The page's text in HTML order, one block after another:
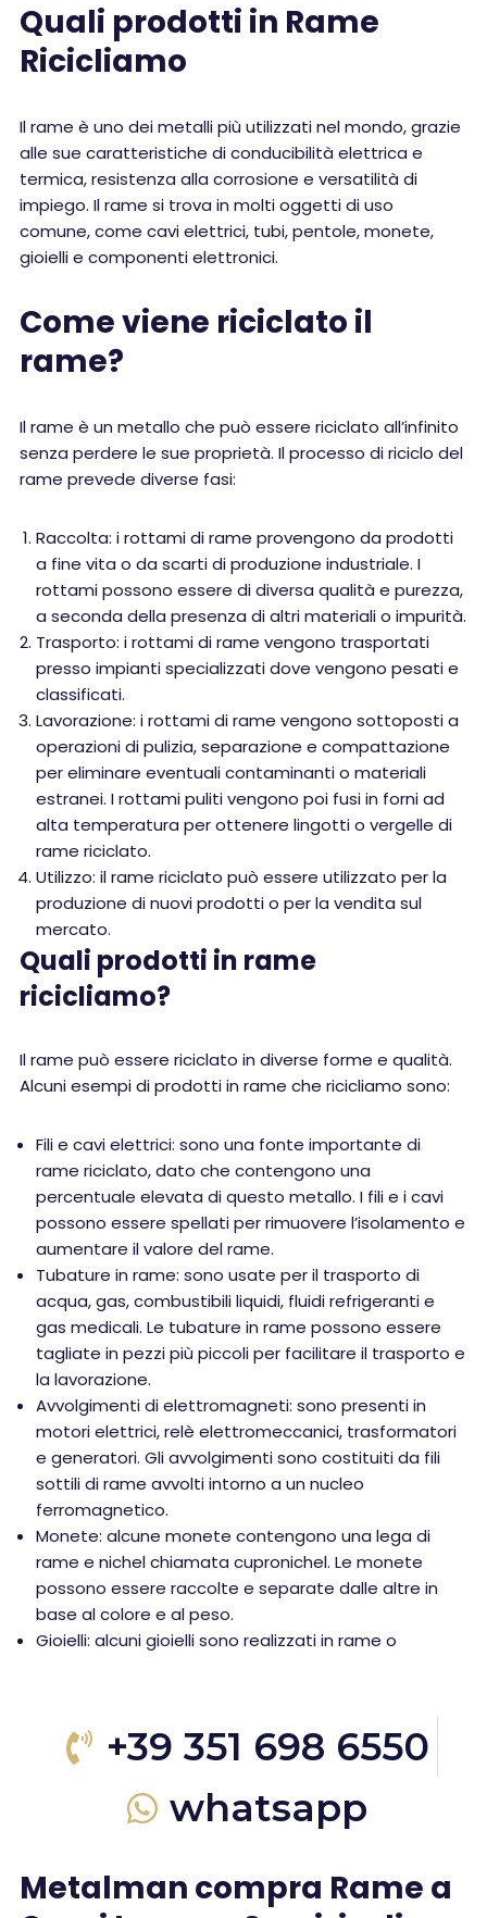
Quali prodotti in Rame
Ricicliamo
Il rame è uno dei metalli più utilizzati nel mondo, grazie
alle sue caratteristiche di conducibilità elettrica e
termica, resistenza alla corrosione e versatilità di
impiego. Il rame si trova in molti oggetti di uso
comune, come cavi elettrici, tubi, pentole, monete,
gioielli e componenti elettronici.
Come viene riciclato il
rame?
Il rame è un metallo che può essere riciclato all’infinito
senza perdere le sue proprietà. Il processo di riciclo del
rame prevede diverse fasi:
Raccolta: i rottami di rame provengono da prodotti
a fine vita o da scarti di produzione industriale. I
rottami possono essere di diversa qualità e purezza,
a seconda della presenza di altri materiali o impurità.
Trasporto: i rottami di rame vengono trasportati
presso impianti specializzati dove vengono pesati e
classificati.
Lavorazione: i rottami di rame vengono sottoposti a
operazioni di pulizia, separazione e compattazione
per eliminare eventuali contaminanti o materiali
estranei. I rottami puliti vengono poi fusi in forni ad
alta temperatura per ottenere lingotti o vergelle di
rame riciclato.
Utilizzo: il rame riciclato può essere utilizzato per la
produzione di nuovi prodotti o per la vendita sul
mercato.
Quali prodotti in rame
ricicliamo?
Il rame può essere riciclato in diverse forme e qualità.
Alcuni esempi di prodotti in rame che ricicliamo sono:
Fili e cavi elettrici: sono una fonte importante di
rame riciclato, dato che contengono una
percentuale elevata di questo metallo. I fili e i cavi
possono essere spellati per rimuovere l’isolamento e
aumentare il valore del rame.
Tubature in rame: sono usate per il trasporto di
acqua, gas, combustibili liquidi, fluidi refrigeranti e
gas medicali. Le tubature in rame possono essere
tagliate in pezzi più piccoli per facilitare il trasporto e
la lavorazione.
Avvolgimenti di elettromagneti: sono presenti in
motori elettrici, relè elettromeccanici, trasformatori
e generatori. Gli avvolgimenti sono costituiti da fili
sottili di rame avvolti intorno a un nucleo
ferromagnetico.
Monete: alcune monete contengono una lega di
rame e nichel chiamata cupronichel. Le monete
possono essere raccolte e separate dalle altre in
base al colore e al peso.
Gioielli: alcuni gioielli sono realizzati in rame o
+39 351 698 6550
whatsapp
Metalman compra Rame a